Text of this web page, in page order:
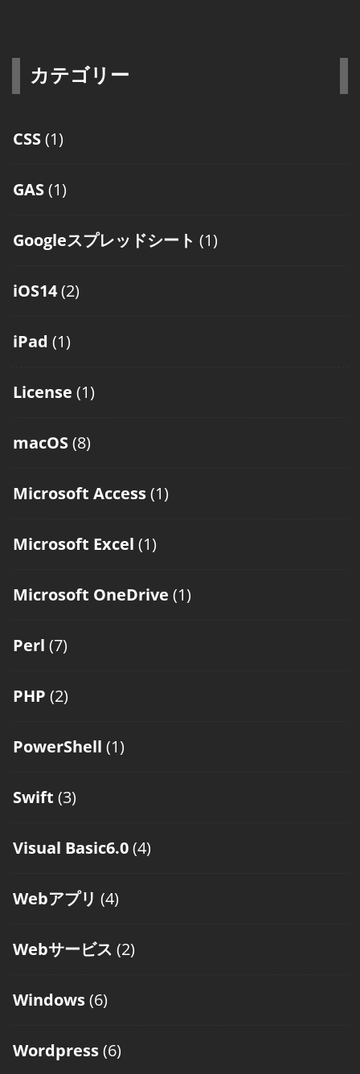
カテゴリー
CSS(1)
GAS(1)
Googleスプレッドシート (1)
iOS14(2)
iPad (1)
License (1)
macOS(8)
Microsoft Access(1)
Microsoft Excel (1)
Microsoft OneDrive (1)
Perl (7)
PHP (2)
PowerShell (1)
Swift (3)
Visual Basic6.0(4)
Webアプリ (4)
Webサービス (2)
Windows(6)
Wordpress(6)